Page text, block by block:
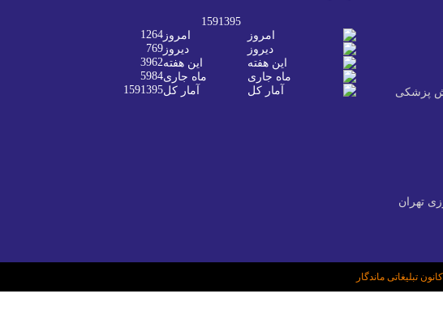
پزشکی
تهران
1591395
امروز1264
دیروز769
این هفته3962
ماه جاری5984
آمار کل1591395
کانون تبلیغاتی ماندگار